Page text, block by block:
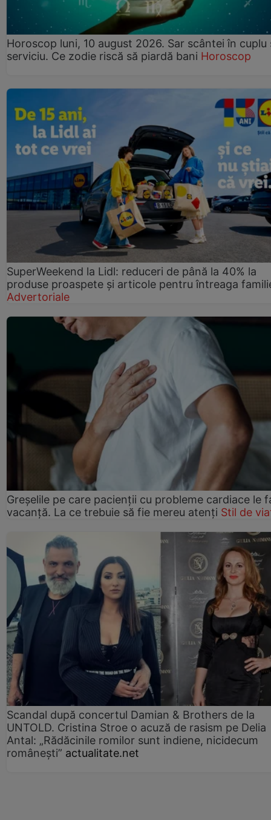
Horoscop luni, 10 august 2026. Sar scântei în cuplu
serviciu. Ce zodie riscă să piardă bani Horoscop
SuperWeekend la Lidl: reduceri de până la 40% la
produse proaspete și articole pentru întreaga
Advertoriale
Greșelile pe care pacienții cu probleme cardiace le
vacanță. La ce trebuie să fie mereu atenți Stil de
Scandal după concertul Damian & Brothers de la
UNTOLD. Cristina Stroe o acuză de rasism pe Delia
Antal: „Rădăcinile romilor sunt indiene, nicidecum
românești” actualitate.net